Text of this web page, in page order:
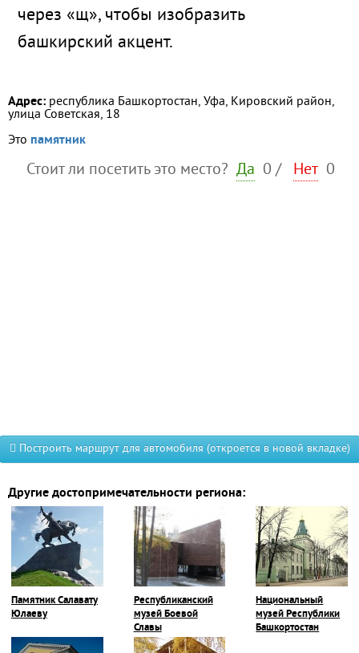
через «щ», чтобы изобразить
башкирский акцент.
Адрес: республика Башкортостан, Уфа, Кировский район,
улица Советская, 18
Это памятник
Стоит ли посетить это место? Да 0 / Нет 0
Построить маршрут для автомобиля (откроется в новой вкладке)
Другие достопримечательности региона:
Памятник Салавату
Юлаеву
Республиканский
музей Боевой
Славы
Национальный
музей Республики
Башкортостан